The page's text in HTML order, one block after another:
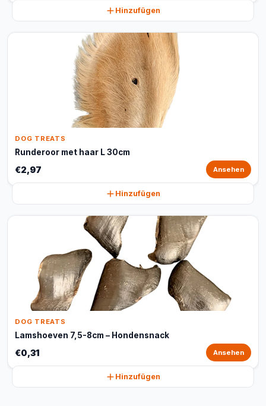
Hinzufügen
DOG TREATS
Runderoor met haar L 30cm
€2,97 Ansehen
Hinzufügen
DOG TREATS
Lamshoeven 7,5-8cm – Hondensnack
€0,31 Ansehen
Hinzufügen